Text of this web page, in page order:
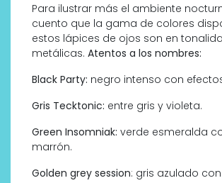
Para ilustrar más el ambiente
cuento que la gama de colores
estos lápices de ojos son en
metálicas. Atentos a los nombres:
Black Party: negro intenso con
Gris Tecktonic: entre gris y violeta.
Green Insomniak: verde esmeralda
marrón.
Golden grey session: gris azulado